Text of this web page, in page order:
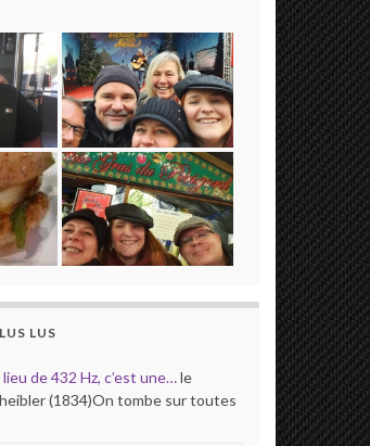
LUS
lieu de 432 Hz, c’est une…le
(1834)On tombe sur toutes